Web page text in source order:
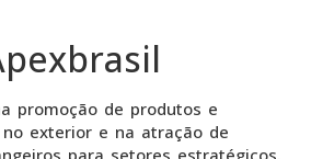
promoção de produtos e
exterior e na atração de
para setores estratégicos.